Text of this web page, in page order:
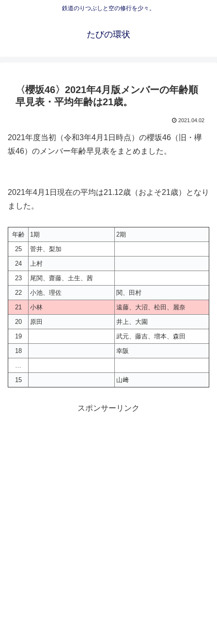
鉄道のりつぶしと空の修行を少々。
たびの環状
〈櫻坂46〉2021年4月版メンバーの年齢順
早見表・平均年齢は21歳。
2021.04.02
2021年度当初（令和3年4月1日時点）の櫻坂46（旧・欅
坂46）のメンバー年齢早見表をまとめました。
2021年4月1日現在の平均は21.12歳（およそ21歳）となり
ました。
年齢 1期
2期
25
菅井、梨加
24
上村
23
尾関、齋藤、土生、茜
22
小池、理佐
関、田村
21
小林
遠藤、大沼、松田、麗奈
20
原田
井上、大園
19
武元、藤吉、増本、森田
18
幸阪
15
山﨑
スポンサーリンク